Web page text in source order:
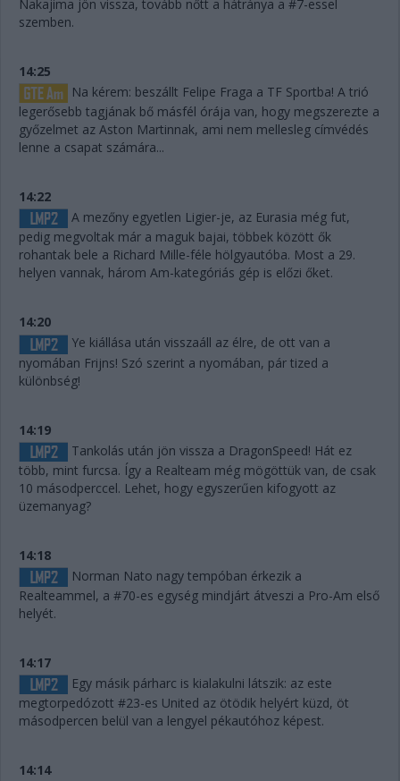
Nakajima jön vissza, tovább nőtt a hátránya a #7-essel
szemben.
14:25
Na kérem: beszállt Felipe Fraga a TF Sportba! A trió
legerősebb tagjának bő másfél órája van, hogy megszerezte a
győzelmet az Aston Martinnak, ami nem mellesleg címvédés
lenne a csapat számára...
14:22
A mezőny egyetlen Ligier-je, az Eurasia még fut,
pedig megvoltak már a maguk bajai, többek között ők
rohantak bele a Richard Mille-féle hölgyautóba. Most a 29.
helyen vannak, három Am-kategóriás gép is előzi őket.
14:20
Ye kiállása után visszaáll az élre, de ott van a
nyomában Frijns! Szó szerint a nyomában, pár tized a
különbség!
14:19
Tankolás után jön vissza a DragonSpeed! Hát ez
több, mint furcsa. Így a Realteam még mögöttük van, de csak
10 másodperccel. Lehet, hogy egyszerűen kifogyott az
üzemanyag?
14:18
Norman Nato nagy tempóban érkezik a
Realteammel, a #70-es egység mindjárt átveszi a Pro-Am első
helyét.
14:17
Egy másik párharc is kialakulni látszik: az este
megtorpedózott #23-es United az ötödik helyért küzd, öt
másodpercen belül van a lengyel pékautóhoz képest.
14:14